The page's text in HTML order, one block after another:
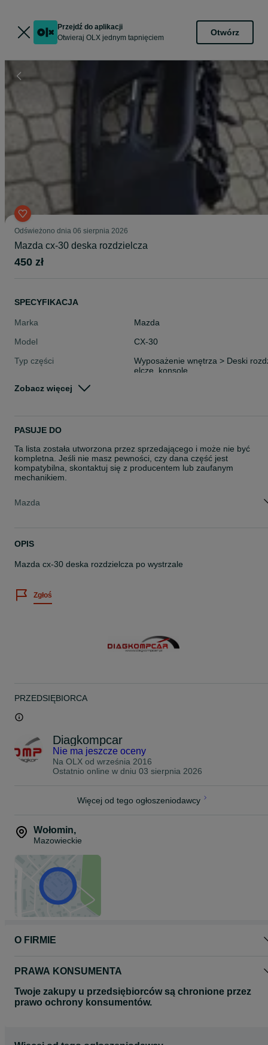
Przejdź do aplikacji
Otwieraj OLX jednym tapnięciem
Otwórz
Odświeżono dnia 06 sierpnia 2026
Mazda cx-30 deska rozdzielcza
450 zł
SPECYFIKACJA
Marka
Mazda
Model
CX-30
Typ części
Wyposażenie wnętrza > Deski
elcze, konsole
Stan
Zobacz więcej
PASUJE DO
Ta lista została utworzona przez sprzedającego i może nie być
kompletna. Jeśli nie masz pewności, czy dana część jest
kompatybilna, skontaktuj się z producentem lub zaufanym
mechanikiem.
Mazda
OPIS
Mazda cx-30 deska rozdzielcza po wystrzale
Zgłoś
PRZEDSIĘBIORCA
Diagkompcar
Nie ma jeszcze oceny
Na OLX od września 2016
Ostatnio online w dniu 03 sierpnia 2026
Więcej od tego ogłoszeniodawcy
Wołomin,
Mazowieckie
O FIRMIE
PRAWA KONSUMENTA
Twoje zakupy u przedsiębiorców są chronione przez
prawo ochrony konsumentów.